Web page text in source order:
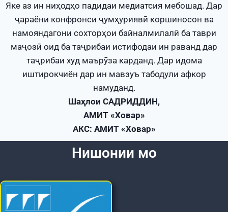
Яке аз ин ниҳодҳо падидаи медиатсия мебошад. Дар
ҷараёни конфронси ҷумҳуриявӣ коршиносон ва
намояндагони сохторҳои байналмилалӣ ба таври
маҷозӣ оид ба таҷрибаи истифодаи ин раванд дар
таҷрибаи худ маърӯза карданд. Дар идома
иштирокчиён дар ин мавзуъ табодули афкор
намуданд.
Шаҳлои САДРИДДИН,
АМИТ «Ховар»
АКС: АМИТ «Ховар»
Нишонии мо